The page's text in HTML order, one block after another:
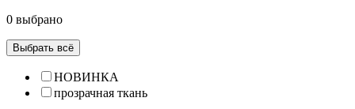
0 выбрано
Выбрать всё
НОВИНКА
прозрачная ткань